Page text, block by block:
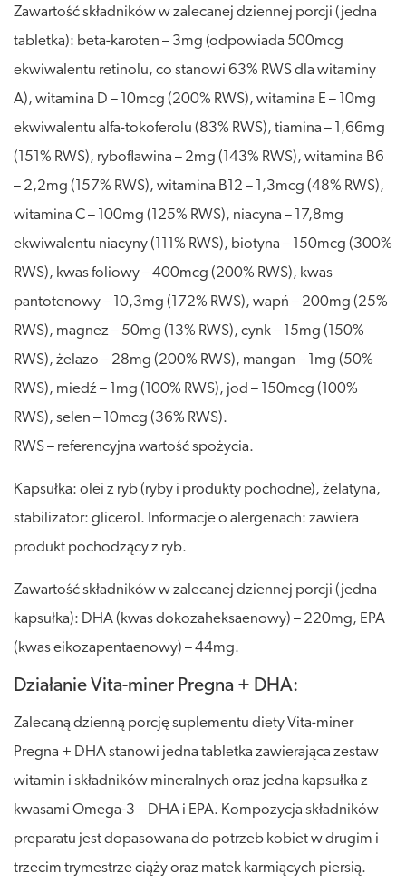
Zawartość składników w zalecanej dziennej porcji (jedna
tabletka): beta-karoten – 3mg (odpowiada 500mcg
ekwiwalentu retinolu, co stanowi 63% RWS dla witaminy
A), witamina D – 10mcg (200% RWS), witamina E – 10mg
ekwiwalentu alfa-tokoferolu (83% RWS), tiamina – 1,66mg
(151% RWS), ryboflawina – 2mg (143% RWS), witamina B6
– 2,2mg (157% RWS), witamina B12 – 1,3mcg (48% RWS),
witamina C – 100mg (125% RWS), niacyna – 17,8mg
ekwiwalentu niacyny (111% RWS), biotyna – 150mcg (300%
RWS), kwas foliowy – 400mcg (200% RWS), kwas
pantotenowy – 10,3mg (172% RWS), wapń – 200mg (25%
RWS), magnez – 50mg (13% RWS), cynk – 15mg (150%
RWS), żelazo – 28mg (200% RWS), mangan – 1mg (50%
RWS), miedź – 1mg (100% RWS), jod – 150mcg (100%
RWS), selen – 10mcg (36% RWS).
RWS – referencyjna wartość spożycia.
Kapsułka: olei z ryb (ryby i produkty pochodne), żelatyna,
stabilizator: glicerol. Informacje o alergenach: zawiera
produkt pochodzący z ryb.
Zawartość składników w zalecanej dziennej porcji (jedna
kapsułka): DHA (kwas dokozaheksaenowy) – 220mg, EPA
(kwas eikozapentaenowy) – 44mg.
Działanie Vita-miner Pregna + DHA:
Zalecaną dzienną porcję suplementu diety Vita-miner
Pregna + DHA stanowi jedna tabletka zawierająca zestaw
witamin i składników mineralnych oraz jedna kapsułka z
kwasami Omega-3 – DHA i EPA. Kompozycja składników
preparatu jest dopasowana do potrzeb kobiet w drugim i
trzecim trymestrze ciąży oraz matek karmiących piersią.